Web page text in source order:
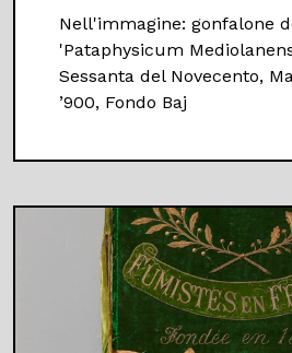
Nell'immagine: gonfalone
'Pataphysicum
Sessanta del Novecento,
’900, Fondo Baj